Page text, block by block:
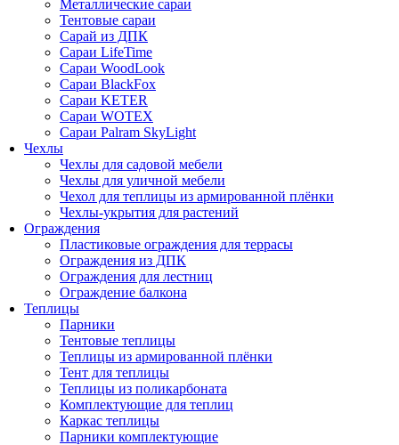
Металлические сараи
Тентовые сараи
Сарай из ДПК
Cараи LifeTime
Cараи WoodLook
Сараи BlackFox
Сараи KETER
Сараи WOTEX
Сараи Palram SkyLight
Чехлы
Чехлы для садовой мебели
Чехлы для уличной мебели
Чехол для теплицы из армированной плёнки
Чехлы-укрытия для растений
Ограждения
Пластиковые ограждения для террасы
Ограждения из ДПК
Ограждения для лестниц
Ограждение балкона
Теплицы
Парники
Тентовые теплицы
Теплицы из армированной плёнки
Тент для теплицы
Теплицы из поликарбоната
Комплектующие для теплиц
Каркас теплицы
Парники комплектующие